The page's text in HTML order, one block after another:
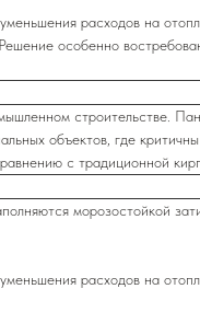
расходов на
особенно
строительстве.
объектов, где
с традиционной
морозостойкой
расходов на